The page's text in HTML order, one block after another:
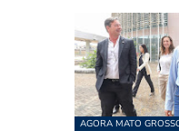
AGORA MATO